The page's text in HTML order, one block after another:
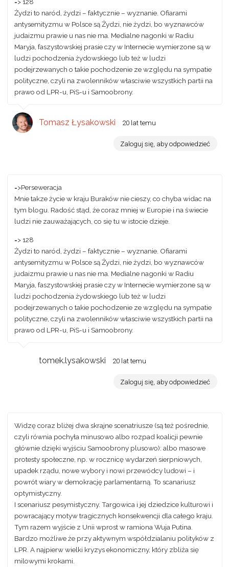
Żydzi to naród, żydzi – faktycznie – wyznanie. Ofiarami
antysemityzmu w Polsce są Żydzi, nie żydzi, bo wyznawców
judaizmu prawie u nas nie ma. Medialne nagonki w Radiu
Maryja, faszystowskiej prasie czy w Internecie wymierzone są w
ludzi pochodzenia żydowskiego lub też w ludzi
podejrzewanych o takie pochodzenie ze względu na sympatie
polityczne, czyli na zwolenników własciwie wszystkich partii na
prawo od LPR-u, PiS-u i Samoobrony.
Tomasz Łysakowski 20 lat temu
Zaloguj się, aby odpowiedzieć
=>Perseweracja
Mnie takze życie w kraju Buraków nie cieszy, co chyba widac na
tym blogu. Radość stąd, że coraz mniej w Europie i na świecie
ludzi nie zauważających, co się tu w istocie dzieje.
=> 128
Żydzi to naród, żydzi – faktycznie – wyznanie. Ofiarami
antysemityzmu w Polsce są Żydzi, nie żydzi, bo wyznawców
judaizmu prawie u nas nie ma. Medialne nagonki w Radiu
Maryja, faszystowskiej prasie czy w Internecie wymierzone są w
ludzi pochodzenia żydowskiego lub też w ludzi
podejrzewanych o takie pochodzenie ze względu na sympatie
polityczne, czyli na zwolenników własciwie wszystkich partii na
prawo od LPR-u, PiS-u i Samoobrony.
tomek.lysakowski 20 lat temu
Zaloguj się, aby odpowiedzieć
Widzę coraz bliżej dwa skrajne scenatriusze (są też pośrednie,
czyli równia pochyła minusowo albo rozpad koalicji pewnie
głównie dzięki wyjściu Samoobrony plusowo): albo masowe
protesty społeczne, np. w rocznicę wydarzeń sierpniowych,
upadek rządu, nowe wybory i nowi przewódcy ludowi – i
powrót wiary w demokrację parlamentarną. To scanariusz
optymistyczny.
I scenariusz pesymistyczny. Targowica i jej dziedzice kulturowi i
powracający motyw tragicznych konsekwencji dla całego kraju.
Tym razem wyjście z Unii wprost w ramiona Wuja Putina.
Bardzo możliwe że przy aktywnym współdzialaniu polityków z
LPR. A najpierw wielki kryzys ekonomiczny, który zbliża się
milowymi krokami.